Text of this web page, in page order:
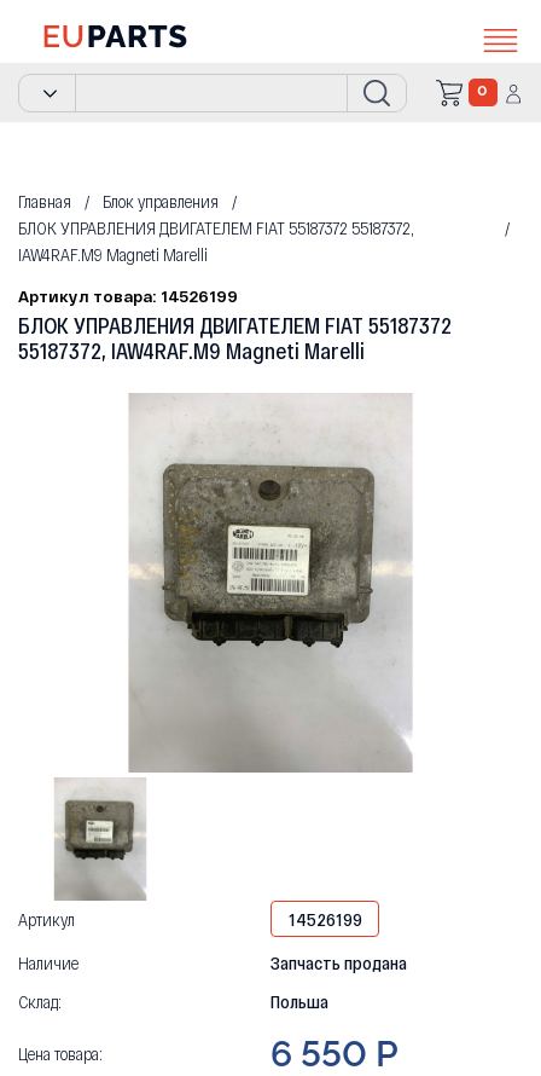
0
Главная
Блок управления
БЛОК УПРАВЛЕНИЯ ДВИГАТЕЛЕМ FIAT 55187372 55187372,
IAW4RAF.M9 Magneti Marelli
Артикул товара: 14526199
БЛОК УПРАВЛЕНИЯ ДВИГАТЕЛЕМ FIAT 55187372
55187372, IAW4RAF.M9 Magneti Marelli
Артикул
14526199
Наличие
Запчасть продана
Склад:
Польша
Цена товара: 6 550 Р